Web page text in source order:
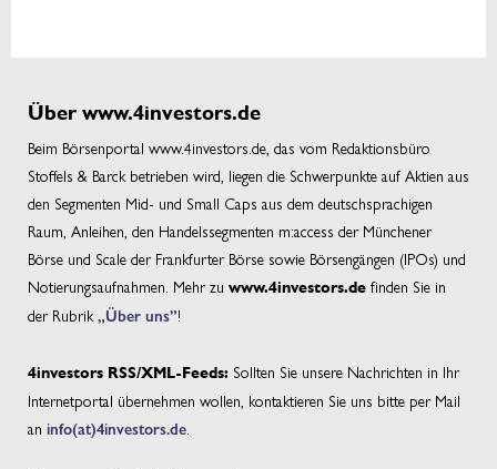
Über www.4investors.de
Beim Börsenportal www.4investors.de, das vom Redaktionsbüro
Stoffels & Barck betrieben wird, liegen die Schwerpunkte auf Aktien aus
den Segmenten Mid- und Small Caps aus dem deutschsprachigen
Raum, Anleihen, den Handelssegmenten m:access der Münchener
Börse und Scale der Frankfurter Börse sowie Börsengängen (IPOs) und
Notierungsaufnahmen. Mehr zu www.4investors.de finden Sie in
der Rubrik „Über uns”!
4investors RSS/XML-Feeds: Sollten Sie unsere Nachrichten in Ihr
Internetportal übernehmen wollen, kontaktieren Sie uns bitte per Mail
an info(at)4investors.de